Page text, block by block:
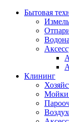
Бытовая
Клининг
Мойки